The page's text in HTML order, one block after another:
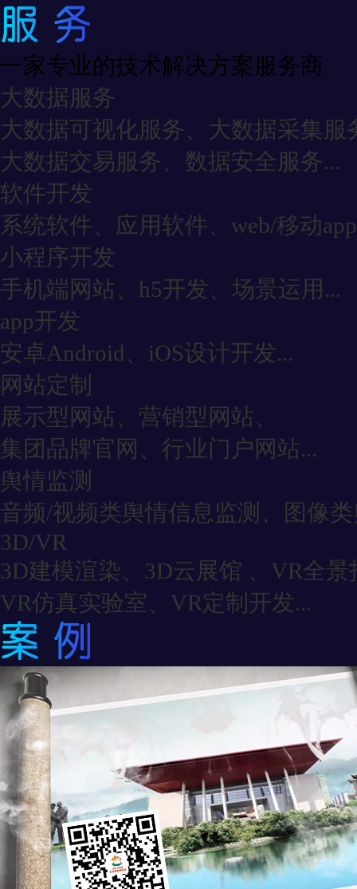
一家专业的技术解决方案服务商
大数据服务
大数据可视化服务、大数据采集服
大数据交易服务、数据安全服务...
软件开发
系统软件、应用软件、web/移动
小程序开发
手机端网站、h5开发、场景运用...
app开发
安卓Android、iOS设计开发...
网站定制
展示型网站、营销型网站、
集团品牌官网、行业门户网站...
舆情监测
音频/视频类舆情信息监测、图像
3D/VR
3D建模渲染、3D云展馆 、VR全景
VR仿真实验室、VR定制开发...